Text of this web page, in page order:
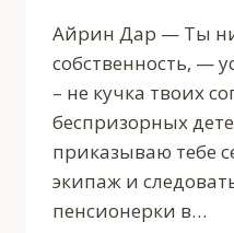
Айрин Дар — Ты
собственность, —
– не кучка твоих
беспризорных
приказываю тебе
экипаж и
пенсионерки в…